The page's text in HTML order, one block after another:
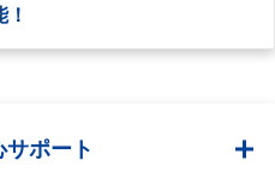
ポート